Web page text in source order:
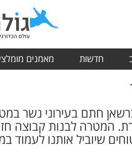
חדשות מאמנים
חתם בעירוני נשר
המטרה לבנות קבוצה
שיוביל אותנו לעמוד